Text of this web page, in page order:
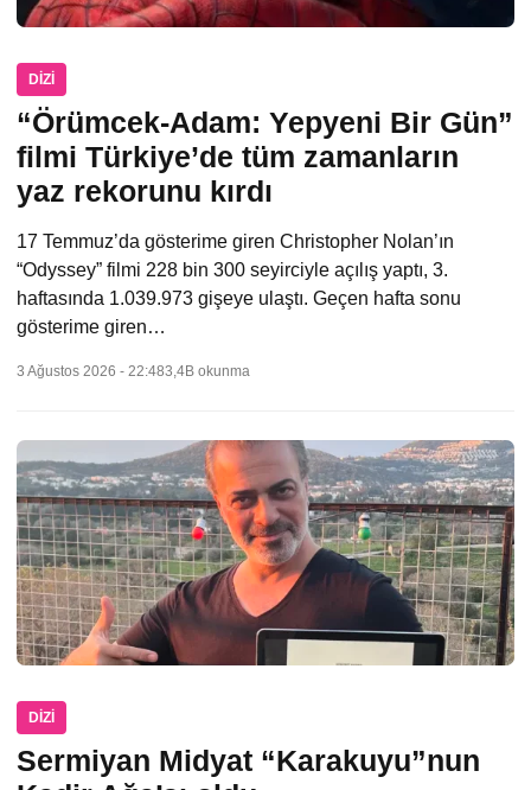
DIZI
“Örümcek-Adam: Yepyeni Bir Gün”
filmi Türkiye’de tüm zamanların
yaz rekorunu kırdı
17 Temmuz’da gösterime giren Christopher Nolan’ın
“Odyssey” filmi 228 bin 300 seyirciyle açılış yaptı, 3.
haftasında 1.039.973 gişeye ulaştı. Geçen hafta sonu
gösterime giren…
3 Ağustos 2026 - 22:483,4B okunma
DIZI
Sermiyan Midyat “Karakuyu”nun